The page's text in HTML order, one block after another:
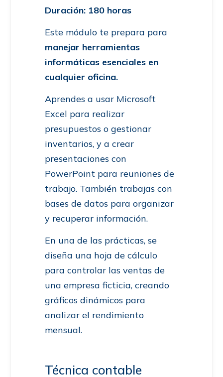
Duración: 180 horas
Este módulo te prepara para
manejar herramientas
informáticas esenciales en
cualquier oficina.
Aprendes a usar Microsoft
Excel para realizar
presupuestos o gestionar
inventarios, y a crear
presentaciones con
PowerPoint para reuniones de
trabajo. También trabajas con
bases de datos para organizar
y recuperar información.
En una de las prácticas, se
diseña una hoja de cálculo
para controlar las ventas de
una empresa ficticia, creando
gráficos dinámicos para
analizar el rendimiento
mensual.
Técnica contable